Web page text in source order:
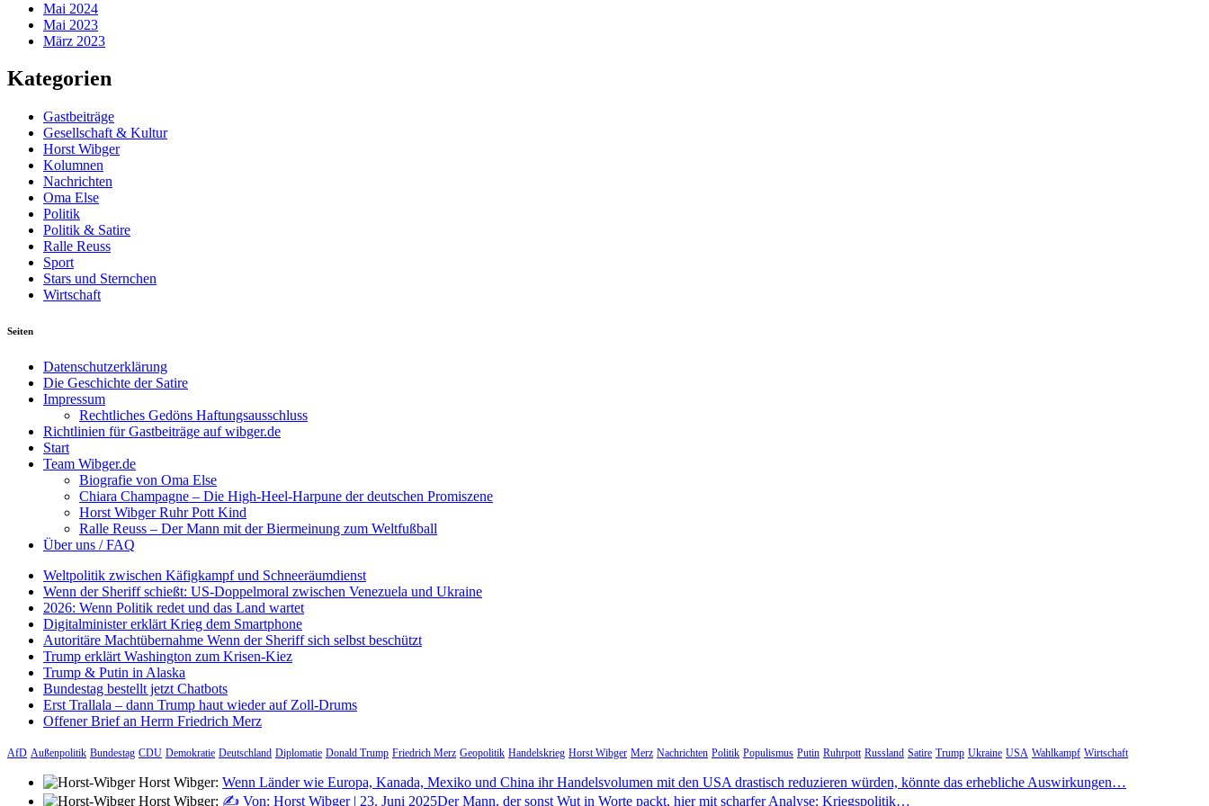
Mai 2024
Mai 2023
März 2023
Kategorien
Gastbeiträge
Gesellschaft & Kultur
Horst Wibger
Kolumnen
Nachrichten
Oma Else
Politik
Politik & Satire
Ralle Reuss
Sport
Stars und Sternchen
Wirtschaft
Seiten
Datenschutzerklärung
Die Geschichte der Satire
Impressum
Rechtliches Gedöns Haftungsausschluss
Richtlinien für Gastbeiträge auf wibger.de
Start
Team Wibger.de
Biografie von Oma Else
Chiara Champagne – Die High-Heel-Harpune der deutschen Promiszene
Horst Wibger Ruhr Pott Kind
Ralle Reuss – Der Mann mit der Biermeinung zum Weltfußball
Über uns / FAQ
Weltpolitik zwischen Käfigkampf und Schneeräumdienst
Wenn der Sheriff schießt: US-Doppelmoral zwischen Venezuela und Ukraine
2026: Wenn Politik redet und das Land wartet
Digitalminister erklärt Krieg dem Smartphone
Autoritäre Machtübernahme Wenn der Sheriff sich selbst beschützt
Trump erklärt Washington zum Krisen-Kiez
Trump & Putin in Alaska
Bundestag bestellt jetzt Chatbots
Erst Trallala – dann Trump haut wieder auf Zoll-Drums
Offener Brief an Herrn Friedrich Merz
AfD Außenpolitik Bundestag CDU Demokratie Deutschland Diplomatie Donald Trump Friedrich Merz Geopolitik Handelskrieg Horst Wibger Merz Nachrichten Politik Populismus Putin Ruhrpott Russland Satire Trump Ukraine USA Wahlkampf Wirtschaft
Horst Wibger: Wenn Länder wie Europa, Kanada, Mexiko und China ihr Handelsvolumen mit den USA drastisch reduzieren würden, könnte das erhebliche Auswirkungen…
Horst Wibger: ✍️ Von: Horst Wibger | 23. Juni 2025Der Mann, der sonst Wut in Worte packt, hier mit scharfer Analyse: Kriegspolitik…